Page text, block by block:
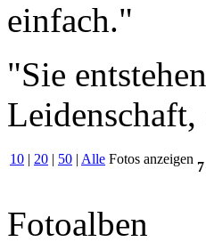
einfach."
"Sie
10 | 20 | 50 | Alle Fotos anzeigen
7
Fotoalben